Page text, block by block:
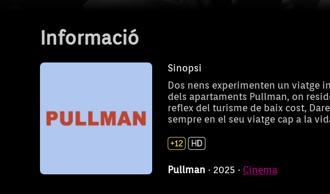
Informació
Sinopsi
Dos nens experimenten un viatge
dels apartaments Pullman, on
reflex del turisme de baix cost,
sempre en el seu viatge cap a la
Pullman · 2025 · Cinema